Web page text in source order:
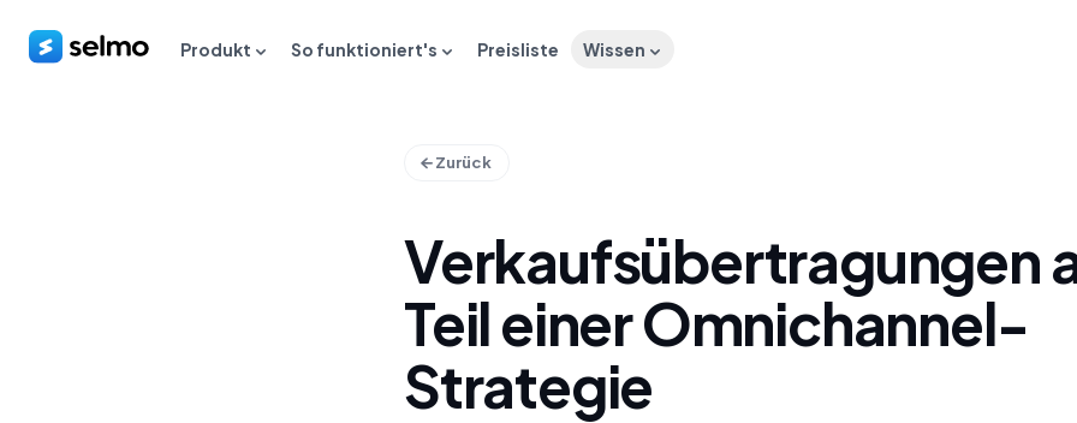
Produkt So funktioniert's Preisliste Wissen
Zurück
Verkaufsübertragungen
Teil einer Omnichannel-
Strategie